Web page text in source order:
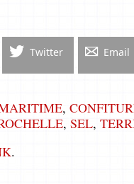
Twitter Email
,
, SEL,
.